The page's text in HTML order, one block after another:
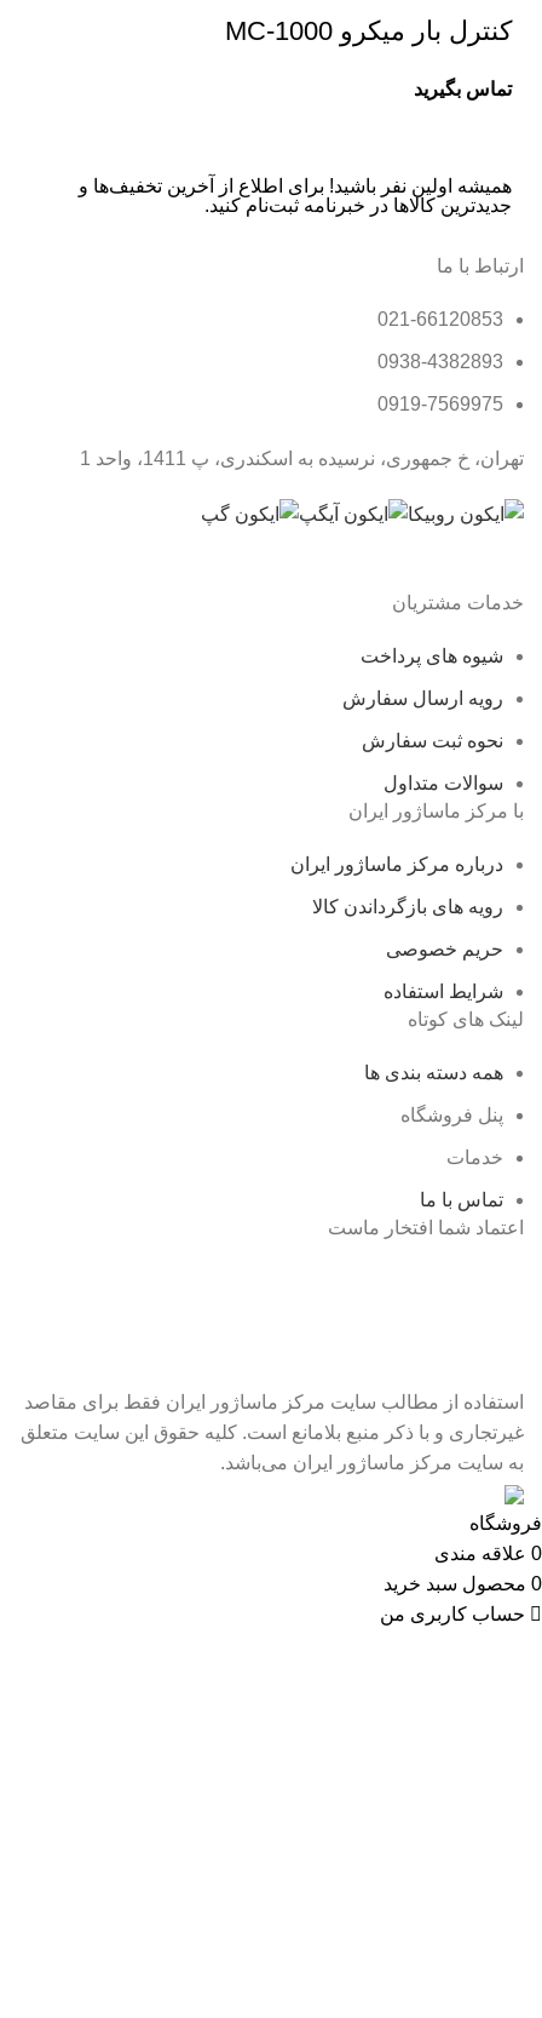
کنترل بار میکرو MC-1000
تماس بگیرید
همیشه اولین نفر باشید! برای اطلاع از آخرین تخفیف‌ها و
جدیدترین کالاها در خبرنامه ثبت‌نام کنید.
ارتباط با ما
021-66120853
0938-4382893
0919-7569975
تهران، خ جمهوری، نرسیده به اسکندری، پ 1411، واحد 1
خدمات مشتریان
شیوه های پرداخت
رویه ارسال سفارش
نحوه ثبت سفارش
سوالات متداول
با مرکز ماساژور ایران
درباره مرکز ماساژور ایران
رویه های بازگرداندن کالا
حریم خصوصی
شرایط استفاده
لینک های کوتاه
همه دسته بندی ها
پنل فروشگاه
خدمات
تماس با ما
اعتماد شما افتخار ماست
استفاده از مطالب سایت مرکز ماساژور ایران فقط برای مقاصد
غیرتجاری و با ذکر منبع بلامانع است. کلیه حقوق این سایت متعلق
به سایت مرکز ماساژور ایران می‌باشد.
فروشگاه
0 علاقه مندی
0 محصول سبد خرید
حساب کاربری من